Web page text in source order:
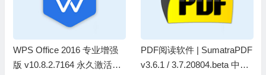
WPS Office 2016 专业增强
版 v10.8.2.7164 永久激活版
PDF阅读软件 | SumatraPDF
v3.6.1 / 3.7.20804.beta 中文